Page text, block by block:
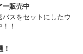
ー販売中
スをセットにしたウ
！